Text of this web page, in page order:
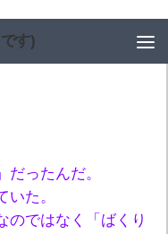
す)
ったんだ。
いた。
のではなく「ばくり